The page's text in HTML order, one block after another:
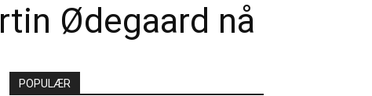
Ødegaard nå
POPULÆR